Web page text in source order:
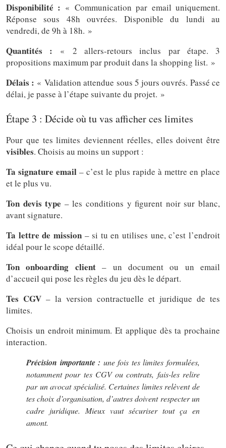
Disponibilité : « Communication par email uniquement.
Réponse sous 48h ouvrées. Disponible du lundi au
vendredi, de 9h à 18h. »
Quantités : « 2 allers-retours inclus par étape. 3
propositions maximum par produit dans la shopping list. »
Délais : « Validation attendue sous 5 jours ouvrés. Passé ce
délai, je passe à l’étape suivante du projet. »
Étape 3 : Décide où tu vas afficher ces limites
Pour que tes limites deviennent réelles, elles doivent être
visibles. Choisis au moins un support :
Ta signature email – c’est le plus rapide à mettre en place
et le plus vu.
Ton devis type – les conditions y figurent noir sur blanc,
avant signature.
Ta lettre de mission– si tu en utilises une, c’est l’endroit
idéal pour le scope détaillé.
Ton onboarding client– un document ou un email
d’accueil qui pose les règles du jeu dès le départ.
Tes CGV – la version contractuelle et juridique de tes
limites.
Choisis un endroit minimum. Et applique dès ta prochaine
interaction.
Précision importante : une fois tes limites formulées,
notamment pour tes CGV ou contrats, fais-les relire
par un avocat spécialisé. Certaines limites relèvent de
tes choix d’organisation, d’autres doivent respecter un
cadre juridique. Mieux vaut sécuriser tout ça en
amont.